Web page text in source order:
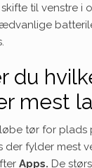
til venstre i
du
mest
tør for plads
der fylder mest
Apps. De